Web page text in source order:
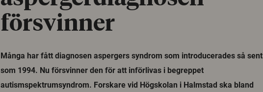
försvinner
Många har fått diagnosen aspergers syndrom som introducerades så sent
som 1994. Nu försvinner den för att införlivas i begreppet
autismspektrumsyndrom. Forskare vid Högskolan i Halmstad ska bland